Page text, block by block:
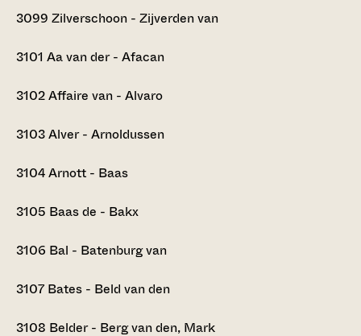
3099 Zilverschoon - Zijverden van
3101 Aa van der - Afacan
3102Affaire van - Alvaro
3103Alver - Arnoldussen
3104Arnott - Baas
3105 Baas de - Bakx
3106 Bal - Batenburg van
3107 Bates - Beld van den
3108 Belder - Berg van den, Mark